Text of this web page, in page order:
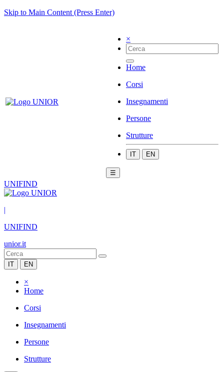
Skip to Main Content (Press Enter)
×
Home
Corsi
Insegnamenti
Persone
Strutture
IT EN
☰
UNIFIND
|
UNIFIND
unior.it
IT EN
×
Home
Corsi
Insegnamenti
Persone
Strutture